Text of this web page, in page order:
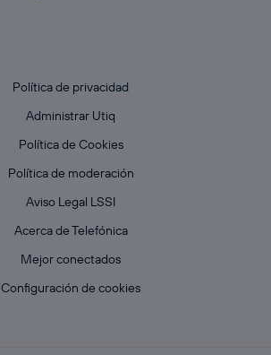
Política de privacidad
Administrar Utiq
Política de Cookies
Política de moderación
Aviso Legal LSSI
Acerca de Telefónica
Mejor conectados
Configuración de cookies